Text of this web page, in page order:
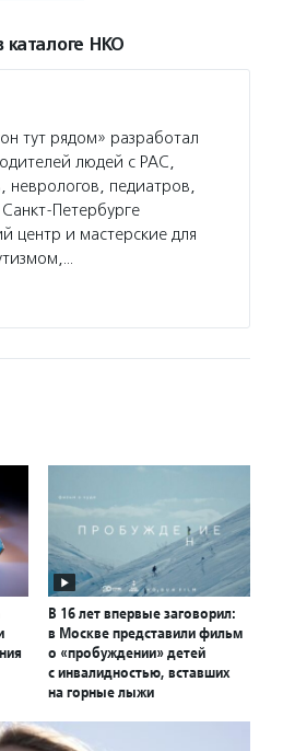
НКО
тут рядом» разработал
людей с РАС,
неврологов, педиатров,
Петербурге
центр и мастерские для
В 16 лет впервые заговорил:
в Москве представили фильм
о «пробуждении» детей
с инвалидностью, вставших
на горные лыжи